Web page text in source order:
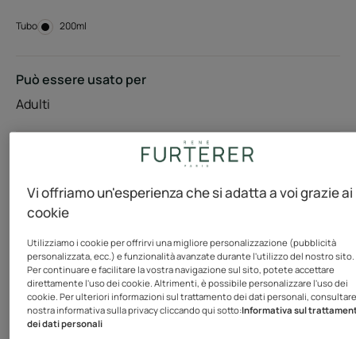
Tubo Tubo
200ml
Può essere usato per
Adulti
Cura dei capelli senza solfati - Trattamenti senza
siliconi
Esigenze
Riparazione
Vi offriamo un'esperienza che si adatta a voi grazie ai
cookie
Utilizziamo i cookie per offrirvi una migliore personalizzazione (pubblicità
personalizzata, ecc.) e funzionalità avanzate durante l'utilizzo del nostro sito.
Per continuare e facilitare la vostra navigazione sul sito, potete accettare
direttamente l'uso dei cookie. Altrimenti, è possibile personalizzare l'uso dei
cookie. Per ulteriori informazioni sul trattamento dei dati personali,
nostra informativa sulla privacy cliccando qui sotto:Informativa sul
dei dati personali